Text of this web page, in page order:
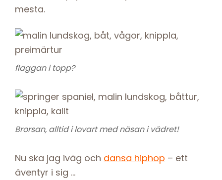
mesta.
flaggan i topp?
Brorsan, alltid i lovart med näsan i vädret!
Nu ska jag iväg och dansa hiphop – ett
äventyr i sig …